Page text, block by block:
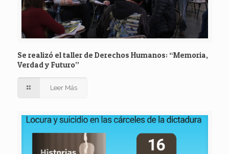
Se realizó el taller de Derechos Humanos: “Memoria,
Verdad y Futuro”
Leer Más